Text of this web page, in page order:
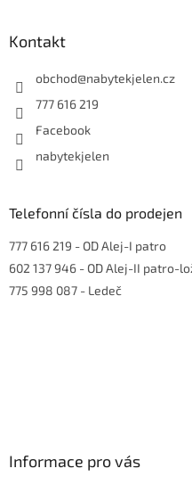
Kontakt
obchod@nabytekjelen.cz
777 616 219
Facebook
nabytekjelen
Telefonní čísla do prodejen
777 616 219 - OD Alej-I patro
602 137 946 - OD Alej-II patro-
775 998 087 - Ledeč
Informace pro vás